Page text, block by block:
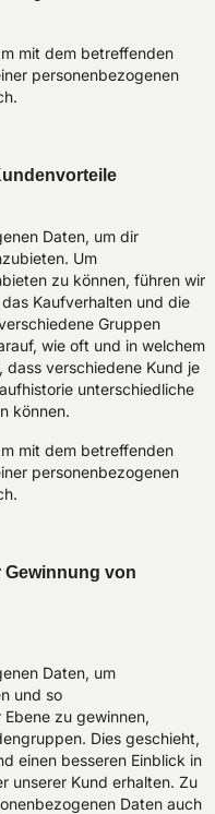
mit dem betreffenden
personenbezogenen
Daten, um dir
Um
zu können, führen wir
Kaufverhalten und die
Gruppen
wie oft und in welchem
verschiedene Kund je
unterschiedliche
können.
mit dem betreffenden
personenbezogenen
von
Daten, um
und so
zu gewinnen,
Dies geschieht,
einen besseren Einblick in
unserer Kund erhalten. Zu
Daten auch